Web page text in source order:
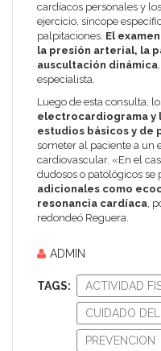
cardíacos personales y
ejercicio, síncope
palpitaciones. El
la presión arterial, la
auscultación dinámica
especialista.
Luego de esta consulta,
electrocardiograma y
estudios básicos y de
someter al paciente a un
cardiovascular. «En el
dudosos o patológicos se
adicionales como
resonancia cardíaca,
redondeó Reguera.
ADMIN
TAGS: ACTIVIDAD
CUIDADO
PREVENCION